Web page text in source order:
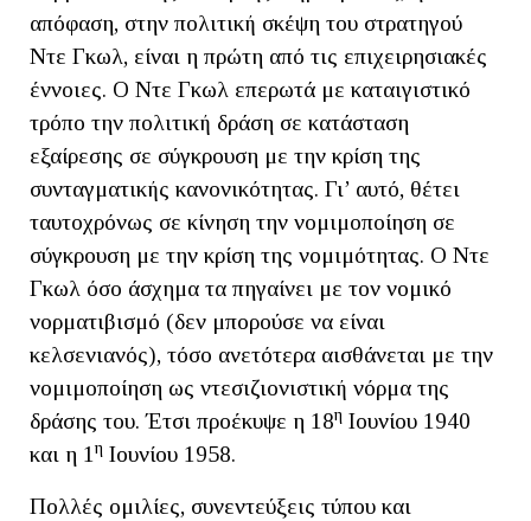
απόφαση, στην πολιτική σκέψη του στρατηγού
Ντε Γκωλ, είναι η πρώτη από τις επιχειρησιακές
έννοιες. Ο Ντε Γκωλ επερωτά με καταιγιστικό
τρόπο την πολιτική δράση σε κατάσταση
εξαίρεσης σε σύγκρουση με την κρίση της
συνταγματικής κανονικότητας. Γι’ αυτό, θέτει
ταυτοχρόνως σε κίνηση την νομιμοποίηση σε
σύγκρουση με την κρίση της νομιμότητας. Ο Ντε
Γκωλ όσο άσχημα τα πηγαίνει με τον νομικό
νορματιβισμό (δεν μπορούσε να είναι
κελσενιανός), τόσο ανετότερα αισθάνεται με την
νομιμοποίηση ως ντεσιζιονιστική νόρμα της
δράσης του. Έτσι προέκυψε η 18η Ιουνίου 1940
και η 1 η Ιουνίου 1958.
Πολλές ομιλίες, συνεντεύξεις τύπου και